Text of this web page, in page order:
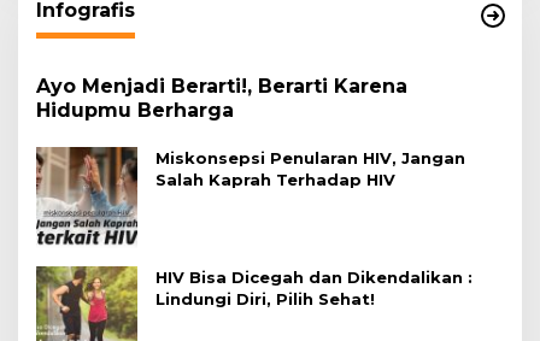
Infografis
Ayo Menjadi Berarti!, Berarti Karena
Hidupmu Berharga
Miskonsepsi Penularan HIV, Jangan
Salah Kaprah Terhadap HIV
HIV Bisa Dicegah dan Dikendalikan :
Lindungi Diri, Pilih Sehat!